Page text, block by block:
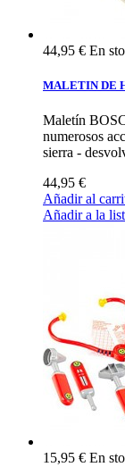
44,95 € En
MALETIN DE
Maletín
numerosos
sierra -
44,95 €
Añadir al
Añadir a la
15,95 € En